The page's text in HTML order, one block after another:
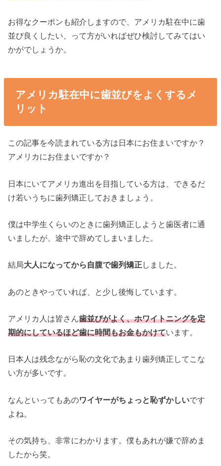
お得なクーポンも紹介しますので、アメリカ駐在中に歯
並び良くしたい、って方がいればぜひ検討してみてはい
かがでしょうか。
アメリカ駐在中に歯並びをよくするメ
リット
この記事を今読まれている方は日本にお住まいですか？
アメリカにお住まいですか？
日本にいてアメリカ進出を目指している方は、できるだ
け若いうちに歯列矯正しておきましょう。
僕は中学生くらいのときに歯列矯正しようと歯医者に通
いましたが、途中で辞めてしまいました。
結局大人になってから自腹で歯列矯正しました。
あのときやっていれば、と少し後悔しています。
アメリカ人は皆さん歯並びがよく、ホワイトニングを定
期的にしているほど歯に時間もお金もかけています。
日本人は残念ながら恥の文化であまり歯列矯正してこな
い方が多いです。
なんといってもあのワイヤーがちょっと恥ずかしいです
よね。
その気持ち、非常にわかります。僕もあれが嫌で辞めま
したから笑。